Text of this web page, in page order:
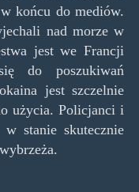
końcu do mediów.
nad morze w
jest we Francji
do poszukiwań
jest szczelnie
użycia. Policjanci i
stanie skutecznie